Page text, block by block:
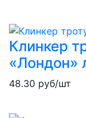
Клинкер
«Лондон»
48.30 руб/шт